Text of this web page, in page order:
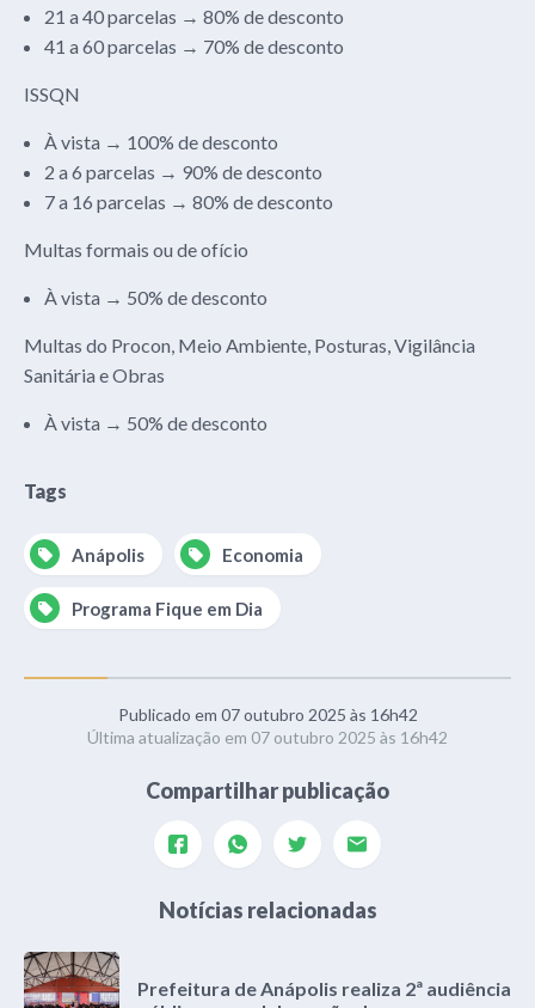
21 a 40 parcelas → 80% de desconto
41 a 60 parcelas → 70% de desconto
ISSQN
À vista → 100% de desconto
2 a 6 parcelas → 90% de desconto
7 a 16 parcelas → 80% de desconto
Multas formais ou de ofício
À vista → 50% de desconto
Multas do Procon, Meio Ambiente, Posturas, Vigilância
Sanitária e Obras
À vista → 50% de desconto
Tags
Anápolis Economia
Programa Fique em Dia
Publicado em 07 outubro 2025 às 16h42
Última atualização em 07 outubro 2025 às 16h42
Compartilhar publicação
Notícias relacionadas
Prefeitura de Anápolis realiza 2ª audiência